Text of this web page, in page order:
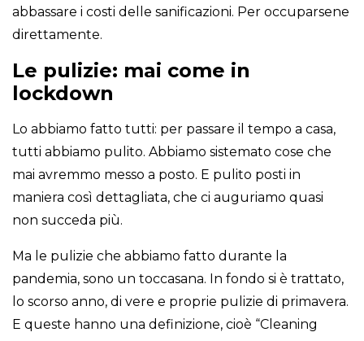
abbassare i costi delle sanificazioni. Per occuparsene
direttamente.
Le pulizie: mai come in
lockdown
Lo abbiamo fatto tutti: per passare il tempo a casa,
tutti abbiamo pulito. Abbiamo sistemato cose che
mai avremmo messo a posto. E pulito posti in
maniera così dettagliata, che ci auguriamo quasi
non succeda più.
Ma le pulizie che abbiamo fatto durante la
pandemia, sono un toccasana. In fondo si è trattato,
lo scorso anno, di vere e proprie pulizie di primavera.
E queste hanno una definizione, cioè “Cleaning